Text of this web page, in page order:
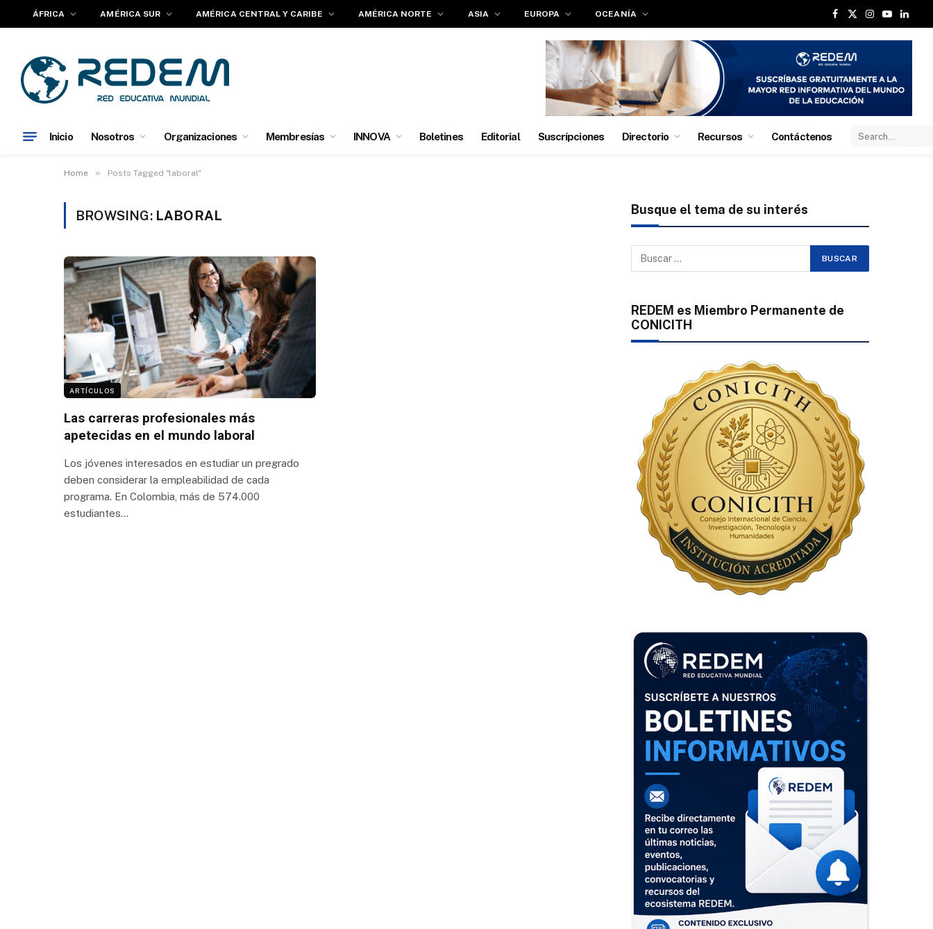
ÁFRICA AMÉRICA SUR AMÉRICA CENTRAL Y CARIBE AMÉRICA NORTE ASIA EUROPA OCEANÍA
Facebook
X
Instagram
YouTube
Inicio Nosotros Organizaciones Membresías INNOVA Boletines Editorial Suscrípciones Directorio Recursos Contáctenos
Home » Posts Tagged "laboral"
BROWSING: LABORAL
ARTÍCULOS
Las carreras profesionales más
apetecidas en el mundo laboral
Los jóvenes interesados en estudiar un pregrado
deben considerar la empleabilidad de cada
programa. En Colombia, más de 574.000
estudiantes…
Busque el tema de su interés
REDEM es Miembro Permanente de
CONICITH